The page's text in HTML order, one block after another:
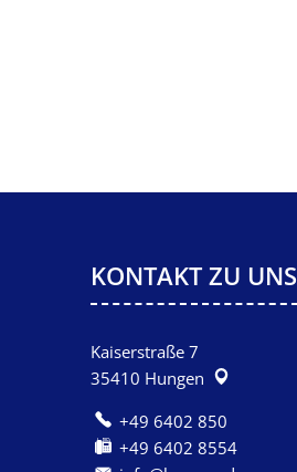
KONTAKT ZU UNS
Kaiserstraße 7
35410 Hungen
+49 6402 850
+49 6402 8554